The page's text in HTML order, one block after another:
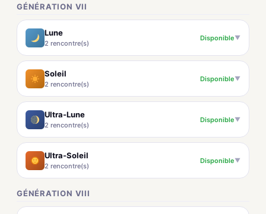
GÉNÉRATION VII
Lune
2 rencontre(s)
Disponible▼
Soleil
2 rencontre(s)
Disponible▼
Ultra-Lune
2 rencontre(s)
Disponible▼
Ultra-Soleil
2 rencontre(s)
Disponible▼
GÉNÉRATION VIII